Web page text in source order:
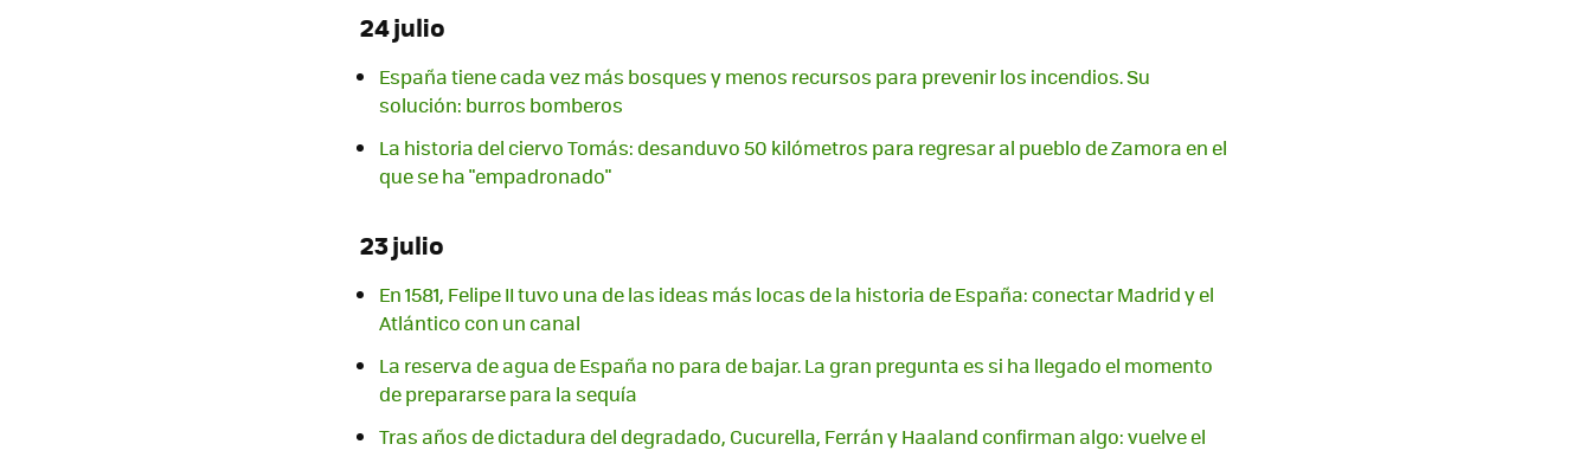
24 julio
España tiene cada vez más bosques y menos recursos para prevenir los incendios. Su
solución: burros bomberos
La historia del ciervo Tomás: desanduvo 50 kilómetros para regresar al pueblo de Zamora en el
que se ha "empadronado"
23 julio
En 1581, Felipe II tuvo una de las ideas más locas de la historia de España: conectar Madrid y el
Atlántico con un canal
La reserva de agua de España no para de bajar. La gran pregunta es si ha llegado el momento
de prepararse para la sequía
Tras años de dictadura del degradado, Cucurella, Ferrán y Haaland confirman algo: vuelve el